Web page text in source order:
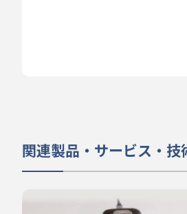
関連製品・サービス・技